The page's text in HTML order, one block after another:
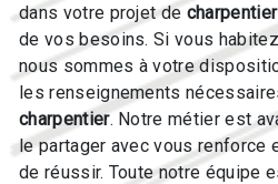
dans votre projet de charpentier
de vos besoins. Si vous
nous sommes à votre
les renseignements
charpentier. Notre métier est
le partager avec vous renforce
de réussir. Toute notre équipe